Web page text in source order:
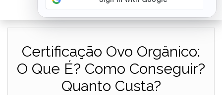
Certificação Ovo Orgânico:
O Que É? Como Conseguir?
Quanto Custa?